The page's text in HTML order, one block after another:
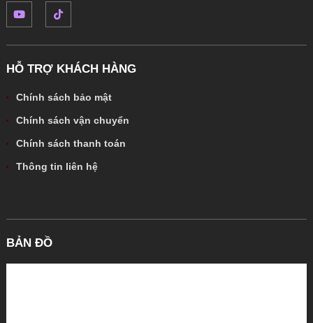
HỖ TRỢ KHÁCH HÀNG
Chính sách bảo mật
Chính sách vận chuyển
Chính sách thanh toán
Thông tin liên hệ
BẢN ĐỒ